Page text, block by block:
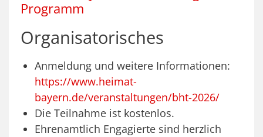
Programm
Organisatorisches
Anmeldung und weitere Informationen:
https://www.heimat-
bayern.de/veranstaltungen/bht-2026/
Die Teilnahme ist kostenlos.
Ehrenamtlich Engagierte sind herzlich